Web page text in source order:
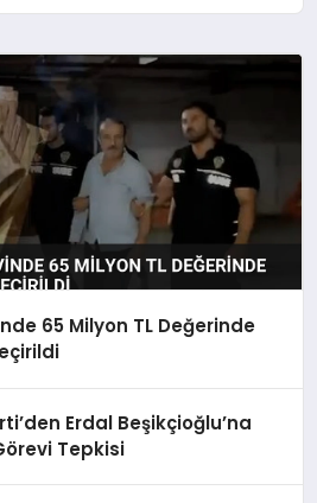
65 Milyon TL Değerinde
Erdal Beşikçioğlu’na
Tepkisi